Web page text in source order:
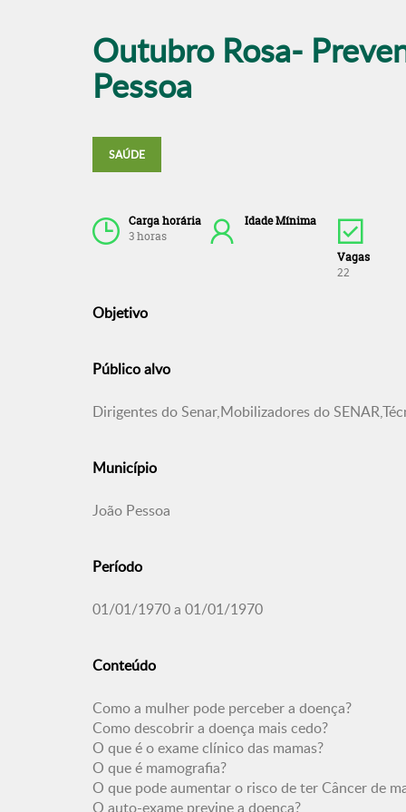
Outubro Rosa-
Pessoa
SAÚDE
Carga horária
3 horas
Idade Mínima
Vagas
22
Objetivo
Público alvo
Dirigentes do Senar,Mobilizadores do
Município
João Pessoa
Período
01/01/1970 a 01/01/1970
Conteúdo
Como a mulher pode perceber a doença?
Como descobrir a doença mais cedo?
O que é o exame clínico das mamas?
O que é mamografia?
O que pode aumentar o risco de ter Câncer de
O auto-exame previne a doença?